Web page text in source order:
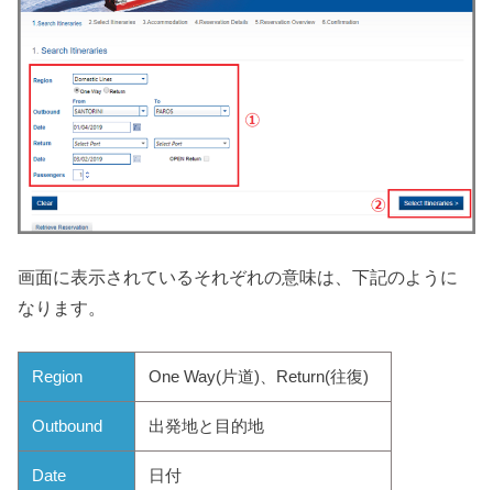
画面に表示されているそれぞれの意味は、下記のように
なります。
Region One Way(片道)、Return(往復)
Outbound 出発地と目的地
Date 日付